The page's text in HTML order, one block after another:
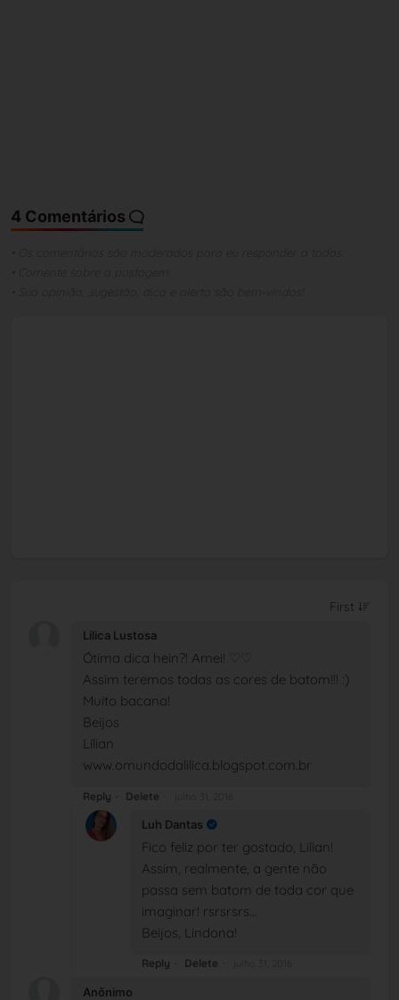
4 Comentários
Lilica Lustosa
Ótima dica hein?! Amei! ♡♡
Assim teremos todas as cores de batom!!! :)
Muito bacana!
Beijos
Lílian
www.omundodalilica.blogspot.com.br
Reply Delete
Luh Dantas
Fico feliz por ter gostado, Lilian!
Assim, realmente, a gente não
passa sem batom de toda cor que
imaginar! rsrsrsrs...
Beijos, Lindona!
Reply Delete
Anônimo